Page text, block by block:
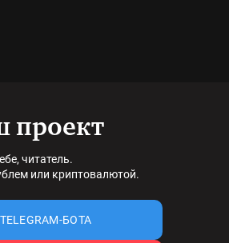
проект
читатель.
или криптовалютой.
БОТА